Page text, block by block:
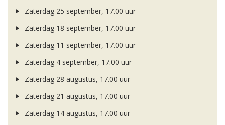
Zaterdag 25 september, 17.00 uur
Zaterdag 18 september, 17.00 uur
Zaterdag 11 september, 17.00 uur
Zaterdag 4 september, 17.00 uur
Zaterdag 28 augustus, 17.00 uur
Zaterdag 21 augustus, 17.00 uur
Zaterdag 14 augustus, 17.00 uur